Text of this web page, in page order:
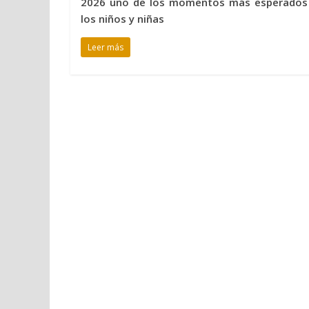
los niños y niñas
Leer más